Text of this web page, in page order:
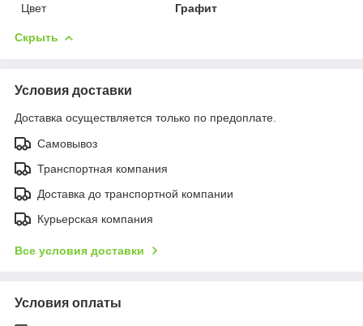
Цвет
Графит
Скрыть
Условия доставки
Доставка осуществляется только по предоплате.
Самовывоз
Транспортная компания
Доставка до транспортной компании
Курьерская компания
Все условия доставки
Условия оплаты